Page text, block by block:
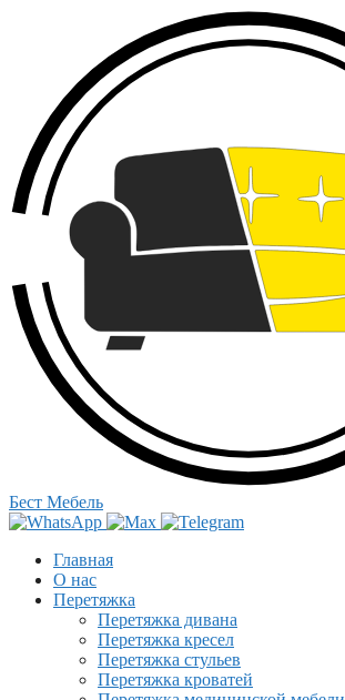
Бест Мебель
Главная
О нас
Перетяжка
Перетяжка дивана
Перетяжка кресел
Перетяжка стульев
Перетяжка кроватей